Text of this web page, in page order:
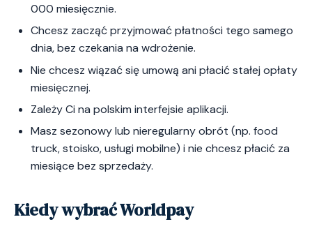
000 miesięcznie.
Chcesz zacząć przyjmować płatności tego samego
dnia, bez czekania na wdrożenie.
Nie chcesz wiązać się umową ani płacić stałej opłaty
miesięcznej.
Zależy Ci na polskim interfejsie aplikacji.
Masz sezonowy lub nieregularny obrót (np. food
truck, stoisko, usługi mobilne) i nie chcesz płacić za
miesiące bez sprzedaży.
Kiedy wybrać Worldpay